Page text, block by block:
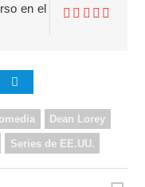
en el
Dean Lorey
Series de EE.UU.